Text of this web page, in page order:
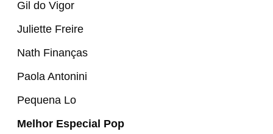
Gil do Vigor
Juliette Freire
Nath Finanças
Paola Antonini
Pequena Lo
Melhor Especial Pop